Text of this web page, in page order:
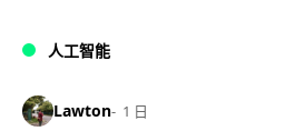
人工智能
Lawton 1 日